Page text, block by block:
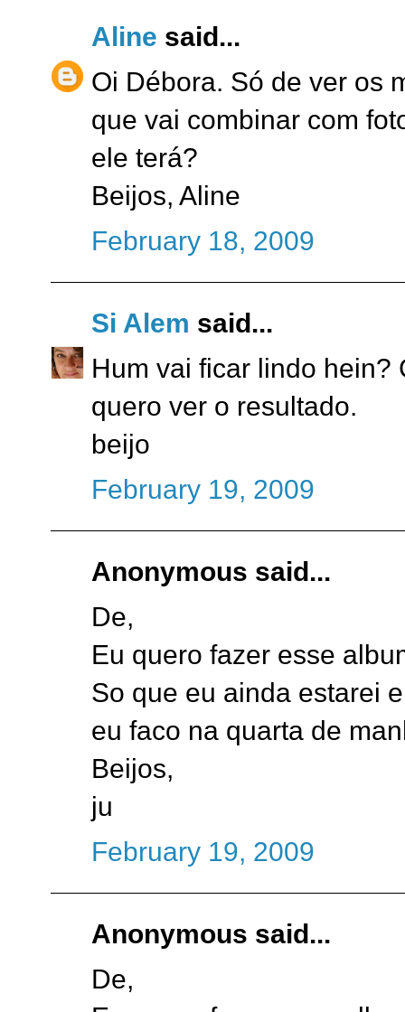
Aline said...
Oi Débora. Só de ver os
que vai combinar com
ele terá?
Beijos, Aline
February 18, 2009
Si Alem said...
Hum vai ficar lindo
quero ver o resultado.
beijo
February 19, 2009
Anonymous said...
De,
Eu quero fazer esse
So que eu ainda estarei
eu faco na quarta de
Beijos,
ju
February 19, 2009
Anonymous said...
De,